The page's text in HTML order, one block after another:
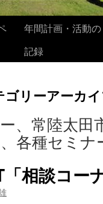
年間計画・活動の
記録
ゴリーアーカ
、常陸太田
各種セミナ
相談コー